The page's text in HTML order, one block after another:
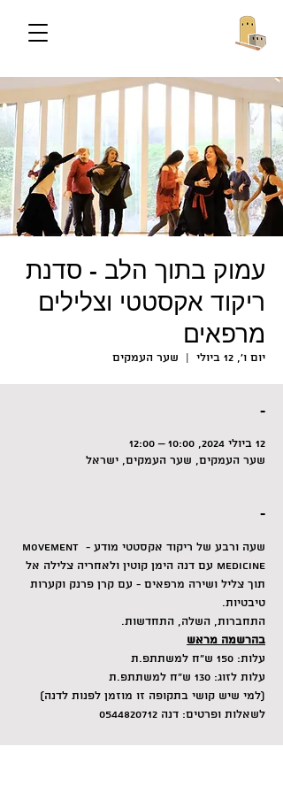
עמוק בתוך הלב - סדנת
ריקוד אקסטטי וצלילים
מרפאים
יום ו׳, 12 ביולי
  |
שער העמקים
-
12 ביולי 2024, 10:00 – 12:00
שער העמקים, שער העמקים, ישראל
-
שעה ורבע של ריקוד אקסטטי מודע - MOVEMENT
MEDICINE עם דנה הימן קוטין ולאחריה צלילה אל
תוך צליל ושירה מרפאים - עם קרן פרנק וקערות
טיבטיות.
התחברות, השלה, התחדשות.
בהרשמה מראש
עלות: 150 ש״ח למשתתפ.ת
עלות לזוג: 130 ש״ח למשתתפ.ת
(למי שיש קושי בתקופה זו מוזמן לפנות לדנה)
לשאלות ופרטים: דנה 0544820712